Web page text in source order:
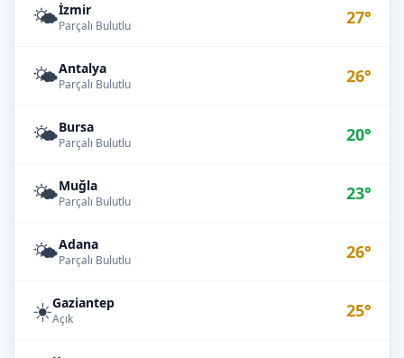
🌤️İzmir
Parçalı Bulutlu 27°
🌤️Antalya
Parçalı Bulutlu 26°
🌤️Bursa
Parçalı Bulutlu 20°
🌤️Muğla
Parçalı Bulutlu 23°
🌤️Adana
Parçalı Bulutlu 26°
☀️Gaziantep
Açık 25°